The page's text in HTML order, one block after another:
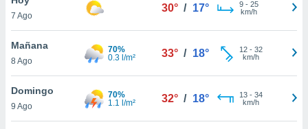
en
más
nuestra
7 Ago
30° / 17° 9- 25
km/h
Mañana
8 Ago
70%
0.3 l/m²
33° / 18° 12- 32
km/h
Domingo
9 Ago
70%
1.1 l/m²
32° / 18° 13- 34
km/h